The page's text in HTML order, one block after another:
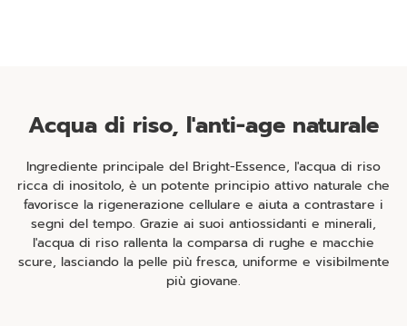
Acqua di riso, l'anti-age naturale
Ingrediente principale del Bright-Essence, l'acqua di riso
ricca di inositolo, è un potente principio attivo naturale che
favorisce la rigenerazione cellulare e aiuta a contrastare i
segni del tempo. Grazie ai suoi antiossidanti e minerali,
l'acqua di riso rallenta la comparsa di rughe e macchie
scure, lasciando la pelle più fresca, uniforme e visibilmente
più giovane.